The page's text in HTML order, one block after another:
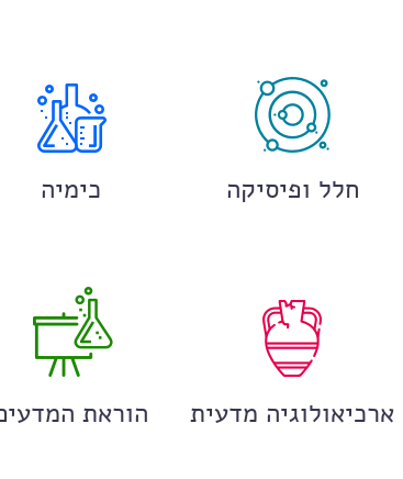
חלל ופיסיקה כימיה
ארכיאולוגיה מדעית הוראת